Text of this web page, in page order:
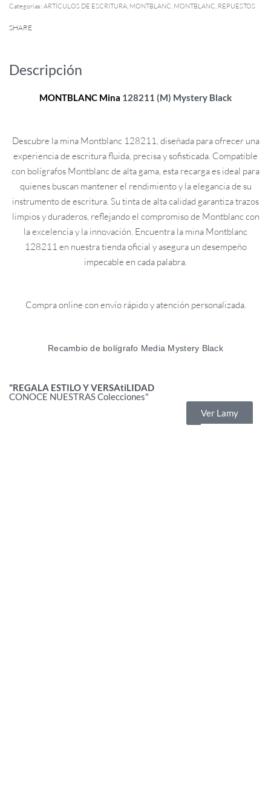
Categorías: ARTÍCULOS DE ESCRITURA, MONTBLANC, MONTBLANC, REPUESTOS
SHARE
Descripción
MONTBLANC Mina 128211 (M) Mystery Black
Descubre la mina Montblanc 128211, diseñada para ofrecer una
experiencia de escritura fluida, precisa y sofisticada. Compatible
con bolígrafos Montblanc de alta gama, esta recarga es ideal para
quienes buscan mantener el rendimiento y la elegancia de su
instrumento de escritura. Su tinta de alta calidad garantiza trazos
limpios y duraderos, reflejando el compromiso de Montblanc con
la excelencia y la innovación. Encuentra la mina Montblanc
128211 en nuestra tienda oficial y asegura un desempeño
impecable en cada palabra.
Compra online con envío rápido y atención personalizada.
Recambio de bolígrafo Media Mystery Black
"REGALA ESTILO Y VERSAtiLIDAD
CONOCE NUESTRAS Colecciones"
Ver Lamy